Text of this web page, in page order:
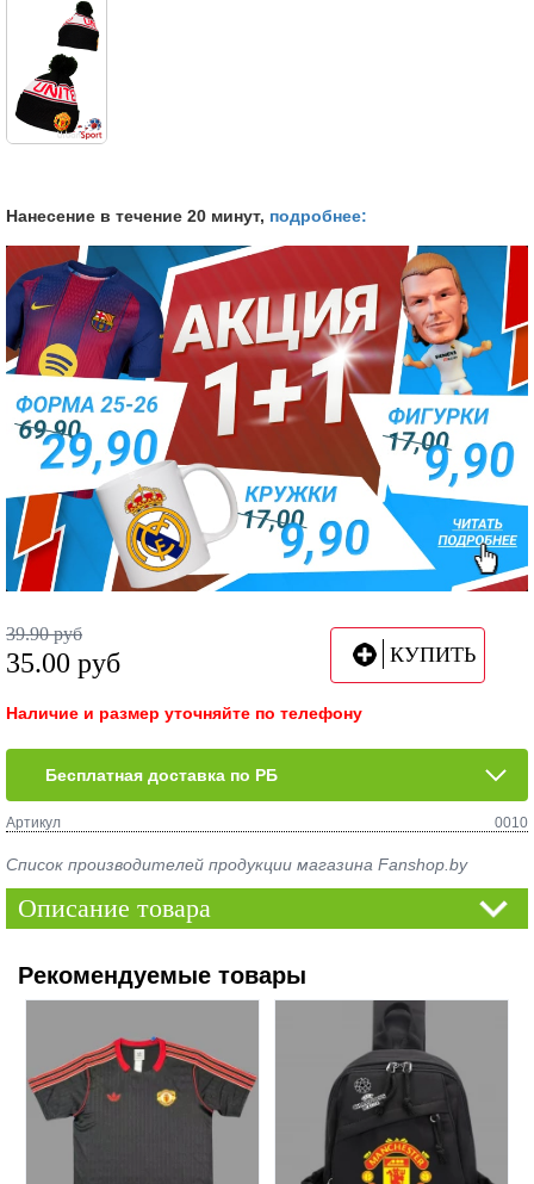
Нанесение в течение 20 минут, подробнее:
39.90 руб
35.00 руб КУПИТЬ
Наличие и размер уточняйте по телефону
Бесплатная доставка по РБ
Артикул 0010
Список производителей продукции магазина Fanshop.by
Описание товара
Рекомендуемые товары